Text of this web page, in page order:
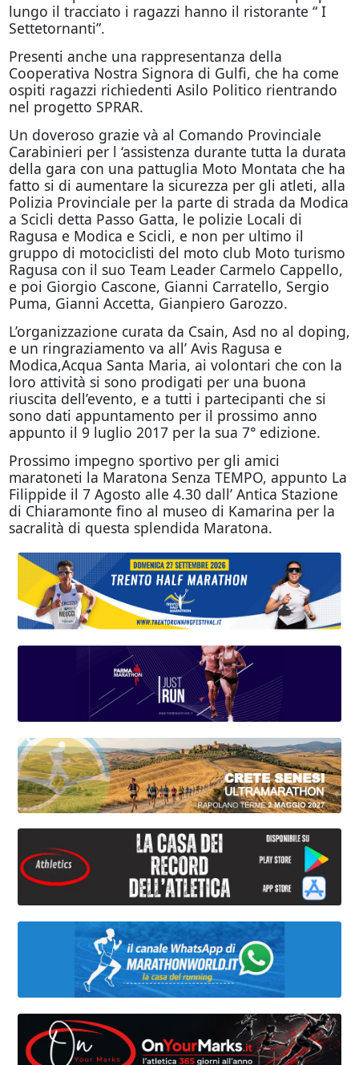
lungo il tracciato i ragazzi hanno il ristorante “ I
Settetornanti”.
Presenti anche una rappresentanza della
Cooperativa Nostra Signora di Gulfi, che ha come
ospiti ragazzi richiedenti Asilo Politico rientrando
nel progetto SPRAR.
Un doveroso grazie và al Comando Provinciale
Carabinieri per l ‘assistenza durante tutta la durata
della gara con una pattuglia Moto Montata che ha
fatto si di aumentare la sicurezza per gli atleti, alla
Polizia Provinciale per la parte di strada da Modica
a Scicli detta Passo Gatta, le polizie Locali di
Ragusa e Modica e Scicli, e non per ultimo il
gruppo di motociclisti del moto club Moto turismo
Ragusa con il suo Team Leader Carmelo Cappello,
e poi Giorgio Cascone, Gianni Carratello, Sergio
Puma, Gianni Accetta, Gianpiero Garozzo.
L’organizzazione curata da Csain, Asd no al doping,
e un ringraziamento va all’ Avis Ragusa e
Modica,Acqua Santa Maria, ai volontari che con la
loro attività si sono prodigati per una buona
riuscita dell’evento, e a tutti i partecipanti che si
sono dati appuntamento per il prossimo anno
appunto il 9 luglio 2017 per la sua 7° edizione.
Prossimo impegno sportivo per gli amici
maratoneti la Maratona Senza TEMPO, appunto La
Filippide il 7 Agosto alle 4.30 dall’ Antica Stazione
di Chiaramonte fino al museo di Kamarina per la
sacralità di questa splendida Maratona.